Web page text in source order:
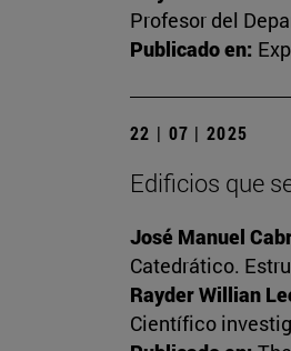
Profesor del
Publicado en:
22 | 07 | 2025
Edificios que
José Manuel
Catedrático.
Rayder Willian
Científico